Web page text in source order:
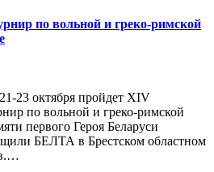
по вольной и греко-римской
23 октября пройдет XIV
по вольной и греко-римской
первого Героя Беларуси
БЕЛТА в Брестском областном